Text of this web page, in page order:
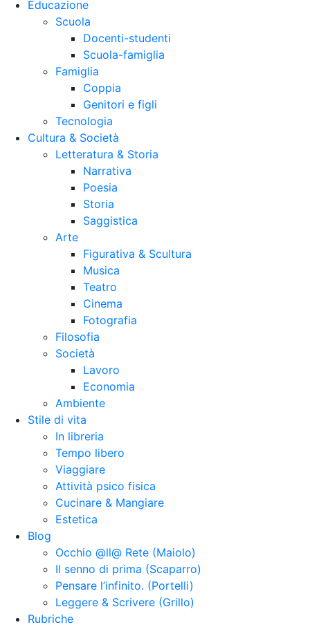
Educazione
Scuola
Docenti-studenti
Scuola-famiglia
Famiglia
Coppia
Genitori e figli
Tecnologia
Cultura & Società
Letteratura & Storia
Narrativa
Poesia
Storia
Saggistica
Arte
Figurativa & Scultura
Musica
Teatro
Cinema
Fotografia
Filosofia
Società
Lavoro
Economia
Ambiente
Stile di vita
In libreria
Tempo libero
Viaggiare
Attività psico fisica
Cucinare & Mangiare
Estetica
Blog
Occhio @ll@ Rete (Maiolo)
Il senno di prima (Scaparro)
Pensare l’infinito. (Portelli)
Leggere & Scrivere (Grillo)
Rubriche